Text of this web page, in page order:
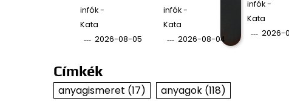
infók -
Kata
2026-08-05
infók -
Kata
2026-08-04
infók -
Kata
2026-
Címkék
anyagismeret (17) anyagok(118)